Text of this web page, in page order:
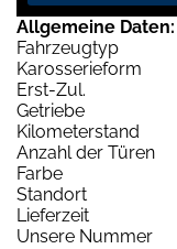
Allgemeine Daten:
Fahrzeugtyp
Karosserieform
Erst-Zul.
Getriebe
Kilometerstand
Anzahl der Türen
Farbe
Standort
Lieferzeit
Unsere Nummer